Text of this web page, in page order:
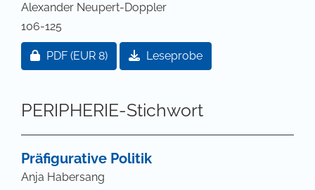
Alexander Neupert-Doppler
106-125
Zugang für Abonnent/innen oder durch Zahlung
PDF (EUR 8) Leseprobe
PERIPHERIE-Stichwort
Präfigurative Politik
Anja Habersang